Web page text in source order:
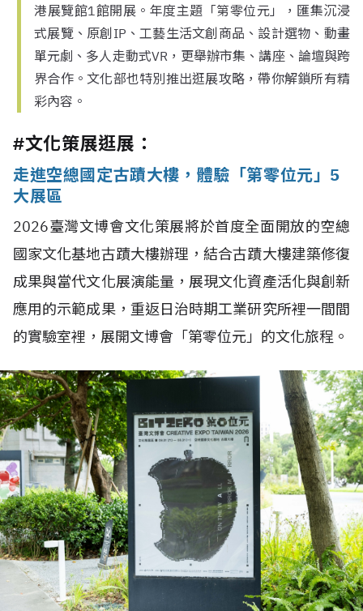
港展覽館1館開展。年度主題「第零位元」，匯集沉浸
式展覽、原創IP、工藝生活文創商品、設計選物、動畫
單元劇、多人走動式VR，更舉辦市集、講座、論壇與跨
界合作。文化部也特別推出逛展攻略，帶你解鎖所有精
彩內容。
#文化策展逛展：
走進空總國定古蹟大樓，體驗「第零位元」5
大展區
2026臺灣文博會文化策展將於首度全面開放的空總
國家文化基地古蹟大樓辦理，結合古蹟大樓建築修復
成果與當代文化展演能量，展現文化資產活化與創新
應用的示範成果，重返日治時期工業研究所裡一間間
的實驗室裡，展開文博會「第零位元」的文化旅程。